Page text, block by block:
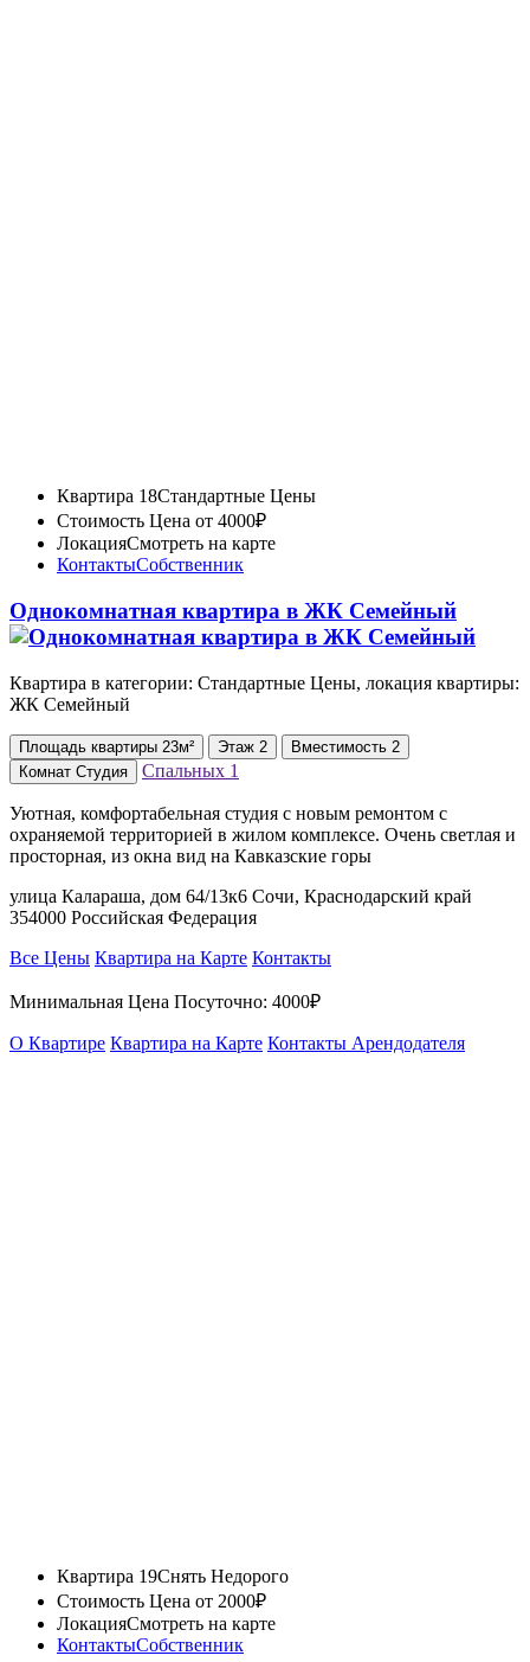
Квартира 18Стандартные Цены
Стоимость Цена от 4000₽
ЛокацияСмотреть на карте
КонтактыСобственник
Однокомнатная квартира в ЖК Семейный
Квартира в категории: Стандартные Цены, локация квартиры:
ЖК Семейный
Площадь квартиры 23м² Этаж 2 Вместимость 2
Комнат Студия Спальных 1
Уютная, комфортабельная студия с новым ремонтом с
охраняемой территорией в жилом комплексе. Очень светлая и
просторная, из окна вид на Кавказские горы
улица Калараша, дом 64/13к6 Сочи, Краснодарский край
354000 Российская Федерация
Все Цены Квартира на Карте Контакты
Минимальная Цена Посуточно: 4000₽
О Квартире Квартира на Карте Контакты Арендодателя
Квартира 19Снять Недорого
Стоимость Цена от 2000₽
ЛокацияСмотреть на карте
КонтактыСобственник